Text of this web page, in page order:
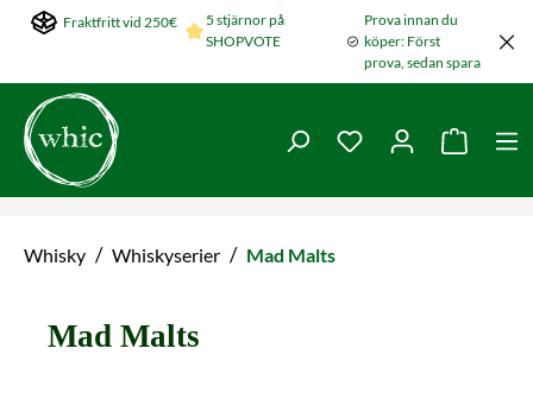
Hoppa till huvudinnehållet
Fraktfritt vid 250€
5 stjärnor på
SHOPVOTE
Prova innan du
köper: Först
prova, sedan spara
Du har 0 objekt i
Whisky / Whiskyserier / Mad Malts
Mad Malts